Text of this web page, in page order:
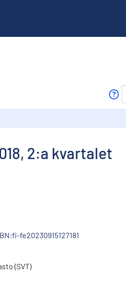
2:a kvartalet
fe20230915127181
(SVT)